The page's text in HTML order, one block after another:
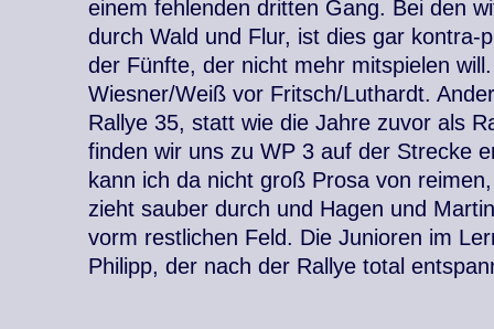
einem fehlenden dritten Gang. Bei den
durch Wald und Flur, ist dies gar kontra-
der Fünfte, der nicht mehr mitspielen
Wiesner/Weiß vor Fritsch/Luthardt.
Rallye 35, statt wie die Jahre zuvor als
finden wir uns zu WP 3 auf der Strecke
kann ich da nicht groß Prosa von
zieht sauber durch und Hagen und
vorm restlichen Feld. Die Junioren im
Philipp, der nach der Rallye total